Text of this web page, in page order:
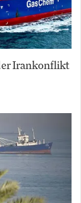
Irankonflikt